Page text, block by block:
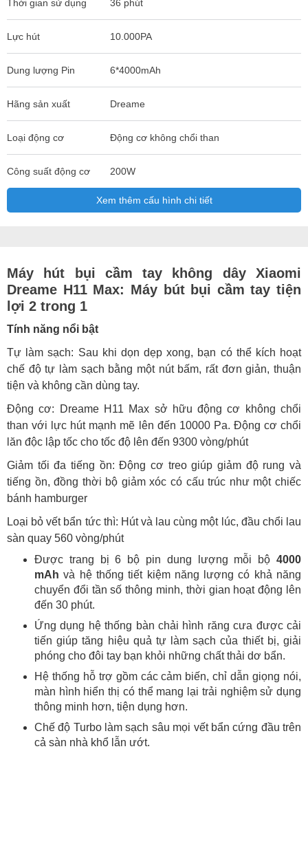
Thời gian sử dụng 36 phút
Lực hút 10.000PA
Dung lượng Pin 6*4000mAh
Hãng sản xuất Dreame
Loại động cơ Động cơ không chổi than
Công suất động cơ 200W
Xem thêm cấu hình chi tiết
Máy hút bụi cầm tay không dây Xiaomi
Dreame H11 Max: Máy bút bụi cầm tay tiện
lợi 2 trong 1
Tính năng nổi bật
Tự làm sạch: Sau khi dọn dẹp xong, bạn có thể kích hoạt
chế độ tự làm sạch bằng một nút bấm, rất đơn giản, thuận
tiện và không cần dùng tay.
Động cơ: Dreame H11 Max sở hữu động cơ không chổi
than với lực hút mạnh mẽ lên đến 10000 Pa. Động cơ chổi
lăn độc lập tốc cho tốc độ lên đến 9300 vòng/phút
Giảm tối đa tiếng ồn: Động cơ treo giúp giảm độ rung và
tiếng ồn, đồng thời bộ giảm xóc có cấu trúc như một chiếc
bánh hamburger
Loại bỏ vết bẩn tức thì: Hút và lau cùng một lúc, đầu chổi lau
sàn quay 560 vòng/phút
Được trang bị 6 bộ pin dung lượng mỗi bộ 4000
mAh và hệ thống tiết kiệm năng lượng có khả năng
chuyển đổi tần số thông minh, thời gian hoạt động lên
đến 30 phút.
Ứng dụng hệ thống bàn chải hình răng cưa được cải
tiến giúp tăng hiệu quả tự làm sạch của thiết bị, giải
phóng cho đôi tay bạn khỏi những chất thải dơ bẩn.
Hệ thống hỗ trợ gồm các cảm biến, chỉ dẫn giọng nói,
màn hình hiển thị có thể mang lại trải nghiệm sử dụng
thông minh hơn, tiện dụng hơn.
Chế độ Turbo làm sạch sâu mọi vết bẩn cứng đầu trên
cả sàn nhà khổ lẫn ướt.